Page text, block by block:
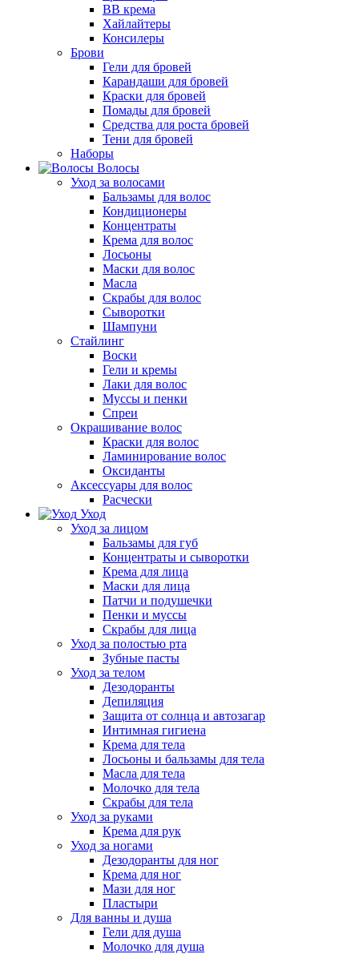
BB крема
Хайлайтеры
Консилеры
Брови
Гели для бровей
Карандаши для бровей
Краски для бровей
Помады для бровей
Средства для роста бровей
Тени для бровей
Наборы
Волосы
Уход за волосами
Бальзамы для волос
Кондиционеры
Концентраты
Крема для волос
Лосьоны
Маски для волос
Масла
Скрабы для волос
Сыворотки
Шампуни
Стайлинг
Воски
Гели и кремы
Лаки для волос
Муссы и пенки
Спреи
Окрашивание волос
Краски для волос
Ламинирование волос
Оксиданты
Аксессуары для волос
Расчески
Уход
Уход за лицом
Бальзамы для губ
Концентраты и сыворотки
Крема для лица
Маски для лица
Патчи и подушечки
Пенки и муссы
Скрабы для лица
Уход за полостью рта
Зубные пасты
Уход за телом
Дезодоранты
Депиляция
Защита от солнца и автозагар
Интимная гигиена
Крема для тела
Лосьоны и бальзамы для тела
Масла для тела
Молочко для тела
Скрабы для тела
Уход за руками
Крема для рук
Уход за ногами
Дезодоранты для ног
Крема для ног
Мази для ног
Пластыри
Для ванны и душа
Гели для душа
Молочко для душа